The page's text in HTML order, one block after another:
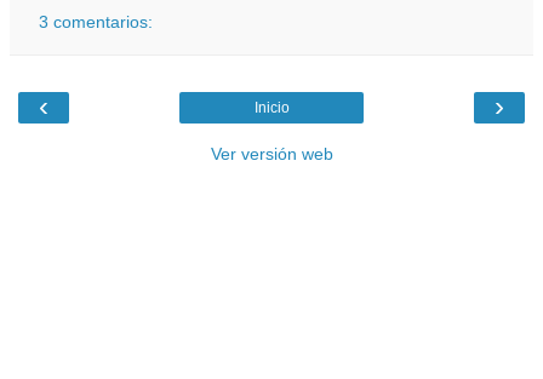
3 comentarios:
‹ ›
Inicio
Ver versión web